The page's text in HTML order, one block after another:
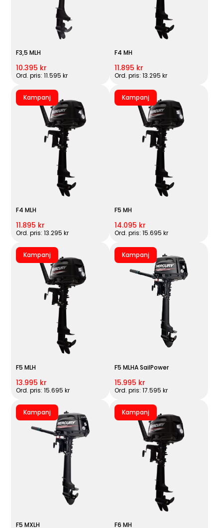
F3,5 MLH
10.395 kr
Ord. pris: 11.595 kr
F4 MH
11.895 kr
Ord. pris: 13.295 kr
Kampanj
F4 MLH
11.895 kr
Ord. pris: 13.295 kr
Kampanj
F5 MH
14.095 kr
Ord. pris: 15.695 kr
Kampanj
F5 MLH
13.995 kr
Ord. pris: 15.695 kr
Kampanj
F5 MLHA SailPower
15.995 kr
Ord. pris: 17.595 kr
Kampanj
F5 MXLH
Kampanj
F6 MH